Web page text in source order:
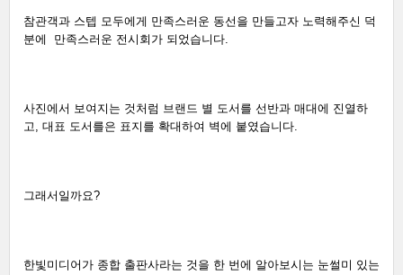
참관객과 스텝 모두에게 만족스러운 동선을 만들고자 노력해주신 덕
분에  만족스러운 전시회가 되었습니다.
사진에서 보여지는 것처럼 브랜드 별 도서를 선반과 매대에 진열하
고, 대표 도서를은 표지를 확대하여 벽에 붙였습니다.
그래서일까요?
한빛미디어가 종합 출판사라는 것을 한 번에 알아보시는 눈썰미 있는